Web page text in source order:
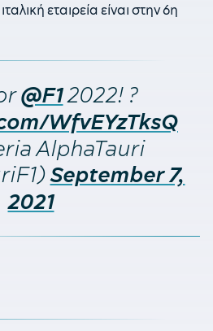
εταιρεία είναι στην 6η
@F12022! ?
WfvEYzTksQ
AlphaTauri
September 7,
2021